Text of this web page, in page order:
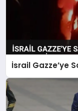
İsrail Gazze’ye